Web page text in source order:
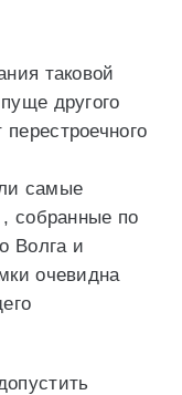
таковой
другого
самые
собранные по
Волга и
очевидна